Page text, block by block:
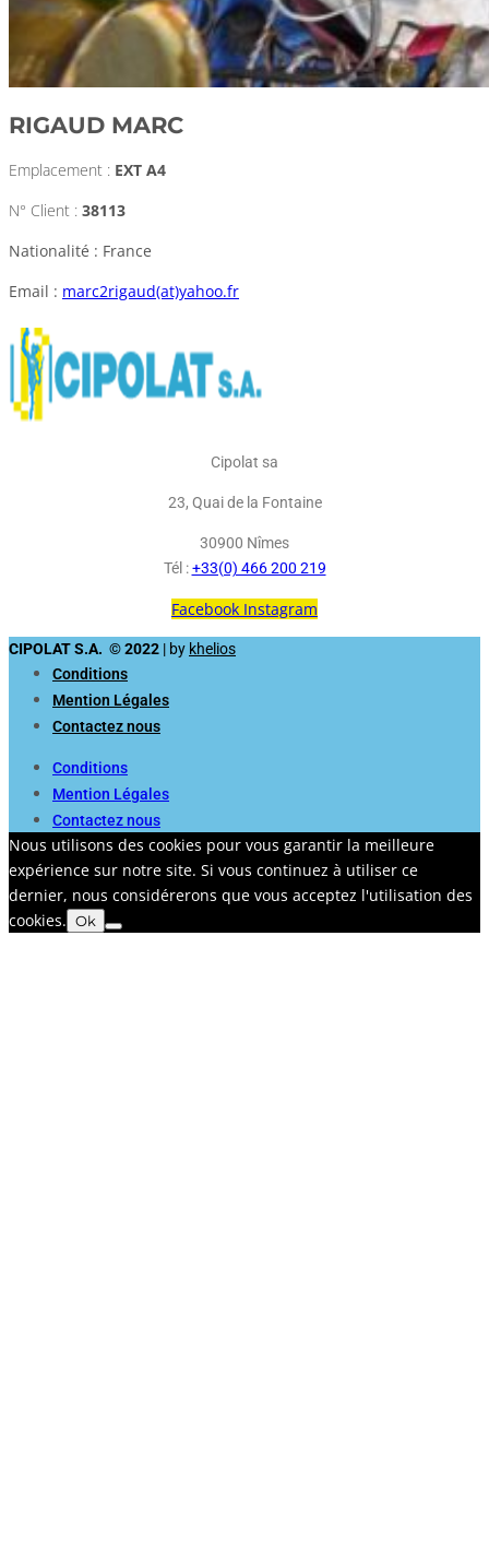
RIGAUD MARC
Emplacement : EXT A4
N° Client : 38113
Nationalité : France
Email : marc2rigaud(at)yahoo.fr
Cipolat sa
23, Quai de la Fontaine
30900 Nîmes
Tél :+33(0) 466 200 219
Facebook Instagram
CIPOLAT S.A. © 2022 | by khelios
Conditions
Mention Légales
Contactez nous
Conditions
Mention Légales
Contactez nous
Nous utilisons des cookies pour vous garantir la meilleure
expérience sur notre site. Si vous continuez à utiliser ce
dernier, nous considérerons que vous acceptez l'utilisation des
cookies. Ok